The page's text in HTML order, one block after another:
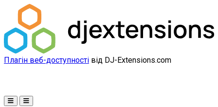
Плагін веб-доступності від DJ-Extensions.com